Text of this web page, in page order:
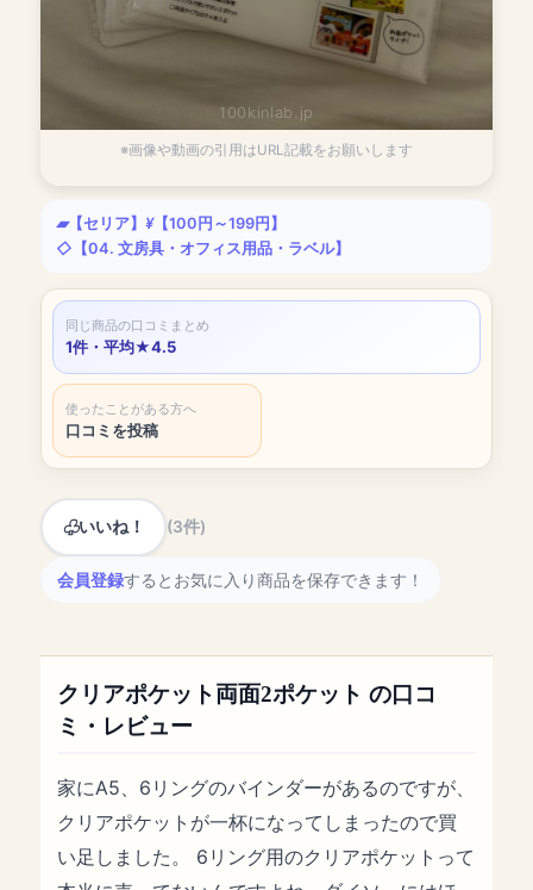
100kinlab.jp
※画像や動画の引用はURL記載をお願いします
【セリア】
【100円～199円】
【04. 文房具・オフィス用品・ラベル】
同じ商品の口コミまとめ
1件・平均★4.5
使ったことがある方へ
口コミを投稿
いいね！ (3件)
会員登録するとお気に入り商品を保存できます！
クリアポケット両面2ポケット の口コ
ミ・レビュー
家にA5、6リングのバインダーがあるのですが、
クリアポケットが一杯になってしまったので買
い足しました。 6リング用のクリアポケットって